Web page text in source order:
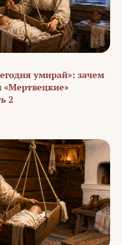
умирай»: зачем
2